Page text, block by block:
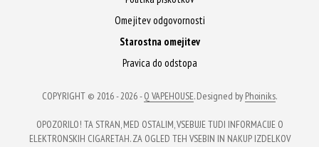
Omejitev odgovornosti
Starostna omejitev
Pravica do odstopa
COPYRIGHT © 2016 - 2026 -Q VAPEHOUSE. Designed by Phoiniks.
OPOZORILO! TA STRAN, MED OSTALIM, VSEBUJE TUDI INFORMACIJE O
ELEKTRONSKIH CIGARETAH. ZA OGLED TEH VSEBIN IN NAKUP IZDELKOV